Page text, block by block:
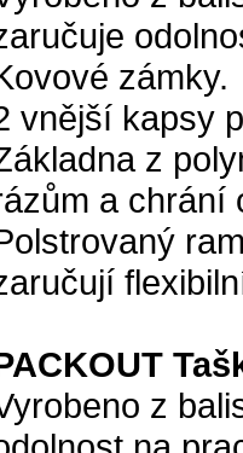
zámky.
vnější kapsy
z
a chrání
z